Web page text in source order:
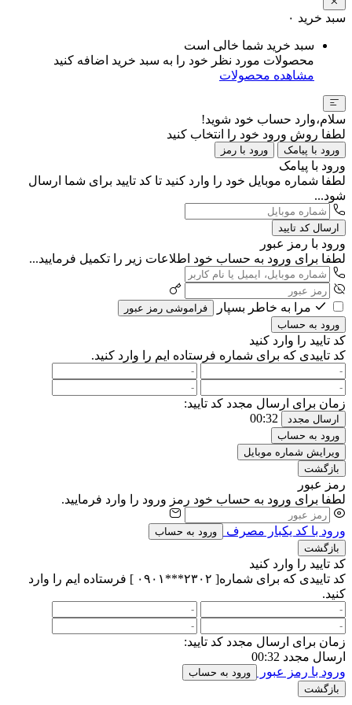
سبد خرید ۰
سبد خرید شما خالی است
محصولات مورد نظر خود را به سبد خرید اضافه کنید
مشاهده محصولات
سلام،وارد حساب خود شوید!
لطفا روش ورود خود را انتخاب کنید
ورود با پیامک ورود با رمز
ورود با پیامک
لطفا شماره موبایل خود را وارد کنید تا کد تایید برای شما ارسال
شود...
ارسال کد تایید
ورود با رمز عبور
لطفا برای ورود به حساب خود اطلاعات زیر را تکمیل فرمایید...
مرا به خاطر بسپار
فراموشی رمز عبور
ورود به حساب
کد تایید را وارد کنید
کد تاییدی که برای شماره فرستاده ایم را وارد کنید.
زمان برای ارسال مجدد کد تایید:
ارسال مجدد 00:32
ورود به حساب
ویرایش شماره موبایل
بازگشت
رمز عبور
لطفا برای ورود به حساب خود رمز ورود را وارد فرمایید.
ورود با کد یکبار مصرف
ورود به حساب
بازگشت
کد تایید را وارد کنید
کد تاییدی که برای شماره[ ۲۳۰۲***۰۹۰۱ ] فرستاده ایم را وارد
کنید.
زمان برای ارسال مجدد کد تایید:
ارسال مجدد 00:32
ورود با رمز عبور
ورود به حساب
بازگشت